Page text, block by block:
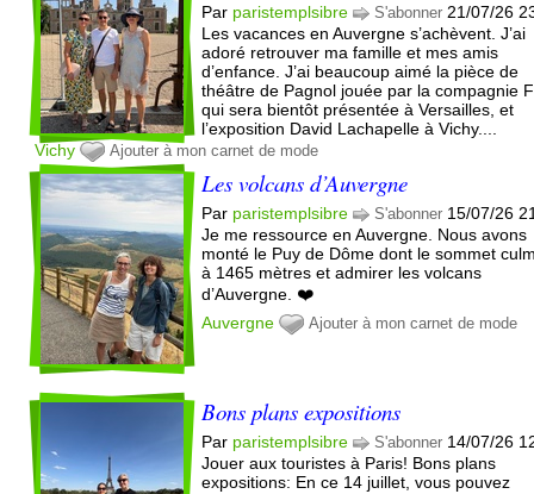
Par paristemplsibre S'abonner 21/07/26
Les vacances en Auvergne s’achèvent. J’ai
adoré retrouver ma famille et mes amis
d’enfance. J’ai beaucoup aimé la pièce de
théâtre de Pagnol jouée par la compagnie
qui sera bientôt présentée à Versailles, et
l’exposition David Lachapelle à Vichy....
Vichy
Ajouter à mon carnet de mode
Les volcans d’Auvergne
Par paristemplsibre S'abonner 15/07/26
Je me ressource en Auvergne. Nous avons
monté le Puy de Dôme dont le sommet
à 1465 mètres et admirer les volcans
d’Auvergne. ❤️
Auvergne
Ajouter à mon carnet de mode
Bons plans expositions
Par paristemplsibre S'abonner 14/07/26
Jouer aux touristes à Paris! Bons plans
expositions: En ce 14 juillet, vous pouvez